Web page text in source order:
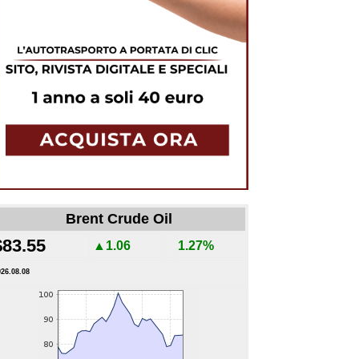
Brent Crude Oil
▲1.06 1.27%